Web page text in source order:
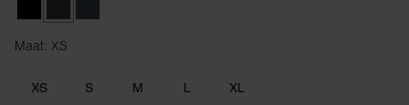
Maat: XS
XS S M L XL